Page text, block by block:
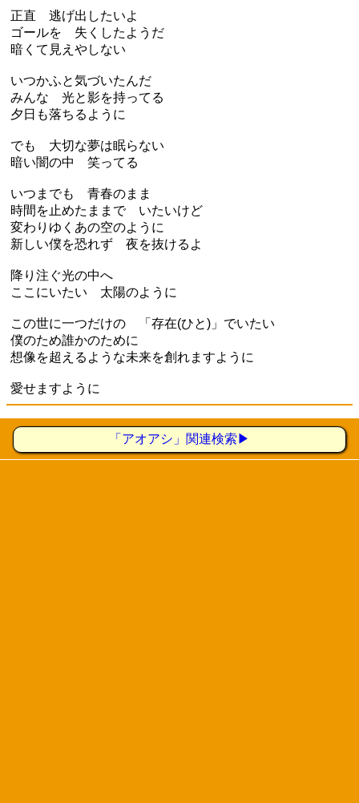
正直 逃げ出したいよ
ゴールを 失くしたようだ
暗くて見えやしない
いつかふと気づいたんだ
みんな 光と影を持ってる
夕日も落ちるように
でも 大切な夢は眠らない
暗い闇の中 笑ってる
いつまでも 青春のまま
時間を止めたままで いたいけど
変わりゆくあの空のように
新しい僕を恐れず 夜を抜けるよ
降り注ぐ光の中へ
ここにいたい 太陽のように
この世に一つだけの 「存在(ひと)」でいたい
僕のため誰かのために
想像を超えるような未来を創れますように
愛せますように
「アオアシ」関連検索▶